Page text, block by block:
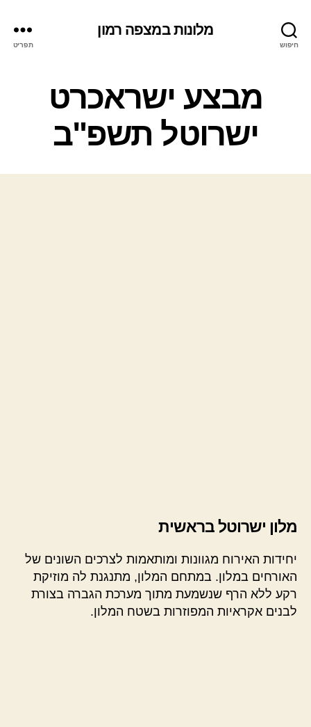
חיפוש
מלונות במצפה רמון
תפריט
ק
ט
ר
ו
מבצע ישראכרט
ישרוטל תשפ"ב
מלון ישרוטל בראשית
יחידות האירוח מגוונות ומותאמות לצרכים השונים של
האורחים במלון. במתחם המלון, מתנגנת לה מוזיקת
רקע ללא הרף שנשמעת מתוך מערכת הגברה בצורת
לבנים אקראיות המפוזרות בשטח המלון.